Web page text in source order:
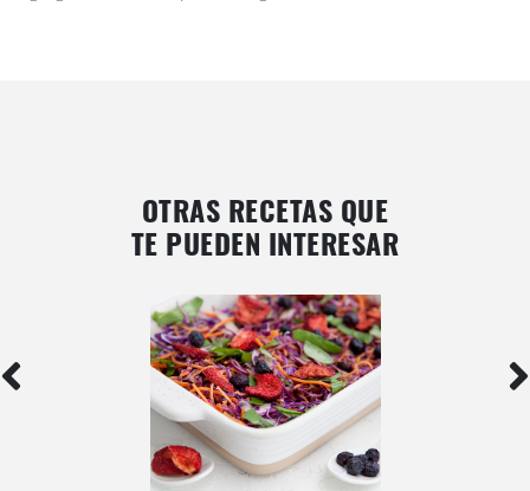
OTRAS RECETAS QUE
TE PUEDEN INTERESAR